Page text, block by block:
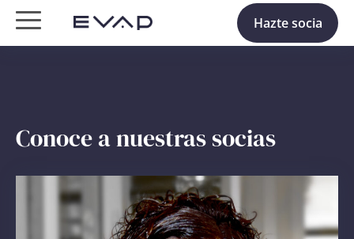
Hazte socia
Conoce a nuestras socias